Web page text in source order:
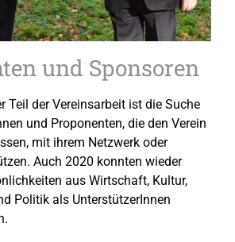
und Sponsoren
Teil der Vereinsarbeit ist die Suche
und Proponenten, die den Verein
mit ihrem Netzwerk oder
Auch 2020 konnten wieder
aus Wirtschaft, Kultur,
Politik als UnterstützerInnen